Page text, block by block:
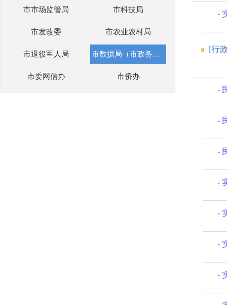
市市场监管局 市科技局
市发改委 市农业农村局
市退役军人局 市数据局（市政务办）
市委网信办 市侨办
[行